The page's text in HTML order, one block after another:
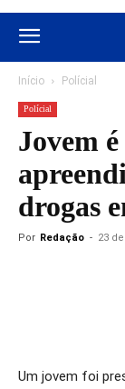
Início Polícial
Polícial
Jovem
drogas
Por Redação - 23
Um jovem foi